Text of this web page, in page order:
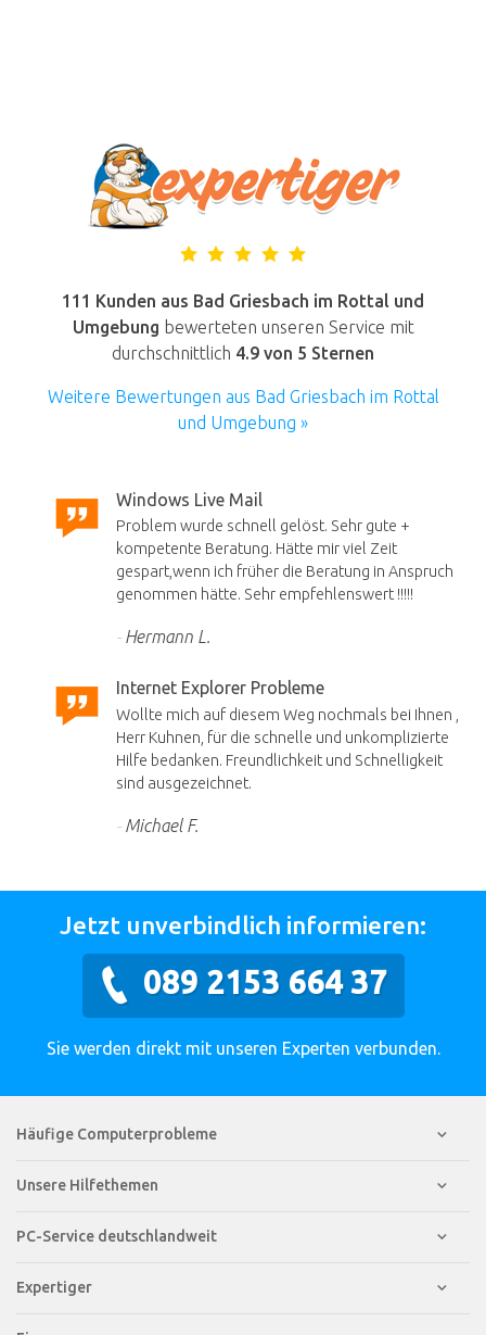
111 Kunden aus Bad Griesbach im Rottal und
Umgebung bewerteten unseren Service mit
durchschnittlich 4.9 von 5 Sternen
Weitere Bewertungen aus Bad Griesbach im Rottal
und Umgebung »
Windows Live Mail
Problem wurde schnell gelöst. Sehr gute +
kompetente Beratung. Hätte mir viel Zeit
gespart,wenn ich früher die Beratung in Anspruch
genommen hätte. Sehr empfehlenswert !!!!!
Hermann L.
Internet Explorer Probleme
Wollte mich auf diesem Weg nochmals bei Ihnen ,
Herr Kuhnen, für die schnelle und unkomplizierte
Hilfe bedanken. Freundlichkeit und Schnelligkeit
sind ausgezeichnet.
Michael F.
Jetzt unverbindlich informieren:
089 2153 664 37
Sie werden direkt mit unseren Experten verbunden.
Häufige Computerprobleme
Unsere Hilfethemen
PC-Service deutschlandweit
Expertiger